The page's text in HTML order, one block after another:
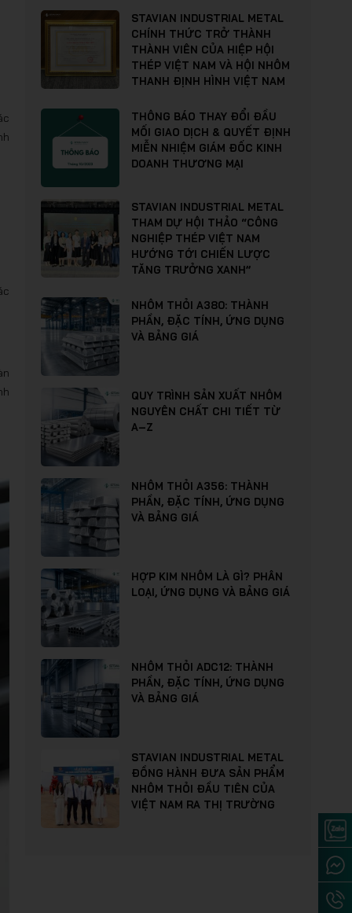
STAVIAN INDUSTRIAL METAL
CHÍNH THỨC TRỞ THÀNH
THÀNH VIÊN CỦA HIỆP HỘI
THÉP VIỆT NAM VÀ HỘI NHÔM
THANH ĐỊNH HÌNH VIỆT NAM
THÔNG BÁO THAY ĐỔI ĐẦU
MỐI GIAO DỊCH & QUYẾT ĐỊNH
MIỄN NHIỆM GIÁM ĐỐC KINH
DOANH THƯƠNG MẠI
STAVIAN INDUSTRIAL METAL
THAM DỰ HỘI THẢO “CÔNG
NGHIỆP THÉP VIỆT NAM
HƯỚNG TỚI CHIẾN LƯỢC
TĂNG TRƯỞNG XANH”
NHÔM THỎI A380: THÀNH
PHẦN, ĐẶC TÍNH, ỨNG DỤNG
VÀ BẢNG GIÁ
QUY TRÌNH SẢN XUẤT NHÔM
NGUYÊN CHẤT CHI TIẾT TỪ
A–Z
NHÔM THỎI A356: THÀNH
PHẦN, ĐẶC TÍNH, ỨNG DỤNG
VÀ BẢNG GIÁ
HỢP KIM NHÔM LÀ GÌ? PHÂN
LOẠI, ỨNG DỤNG VÀ BẢNG GIÁ
NHÔM THỎI ADC12: THÀNH
PHẦN, ĐẶC TÍNH, ỨNG DỤNG
VÀ BẢNG GIÁ
STAVIAN INDUSTRIAL METAL
ĐỒNG HÀNH ĐƯA SẢN PHẨM
NHÔM THỎI ĐẦU TIÊN CỦA
VIỆT NAM RA THỊ TRƯỜNG